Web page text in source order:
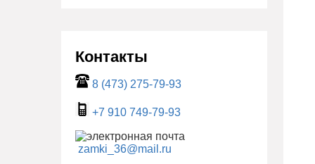
Контакты
8 (473) 275-79-93
+7 910 749-79-93
zamki_36@mail.ru